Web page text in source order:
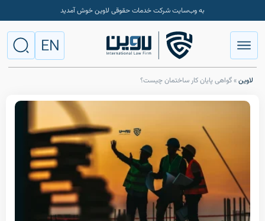
به وب‌سایت شرکت خدمات حقوقی لاوین خوش آمدید
پایان کار ساختمان چیست؟